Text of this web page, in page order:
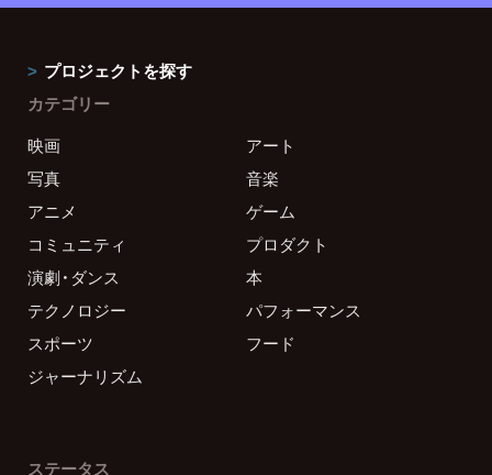
プロジェクトを探す
カテゴリー
映画
アート
写真
音楽
アニメ
ゲーム
コミュニティ
プロダクト
演劇・ダンス
本
テクノロジー
パフォーマンス
スポーツ
フード
ジャーナリズム
ステータス